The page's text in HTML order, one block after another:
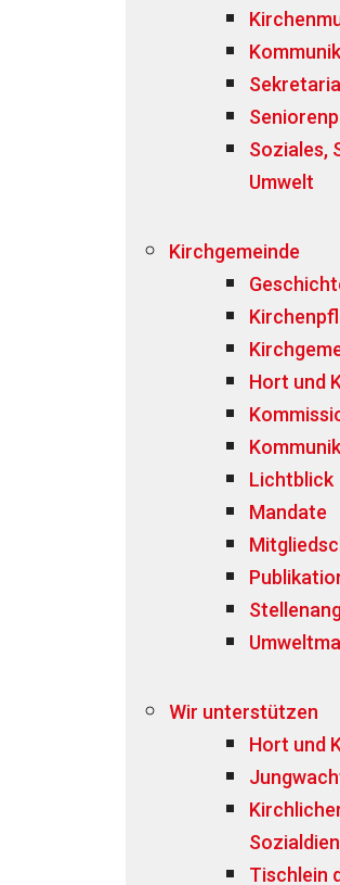
Soziales,
Umwelt
Kirchgemeinde
Hort und
Lichtblick
Mandate
Wir unterstützen
Hort und
Tischlein